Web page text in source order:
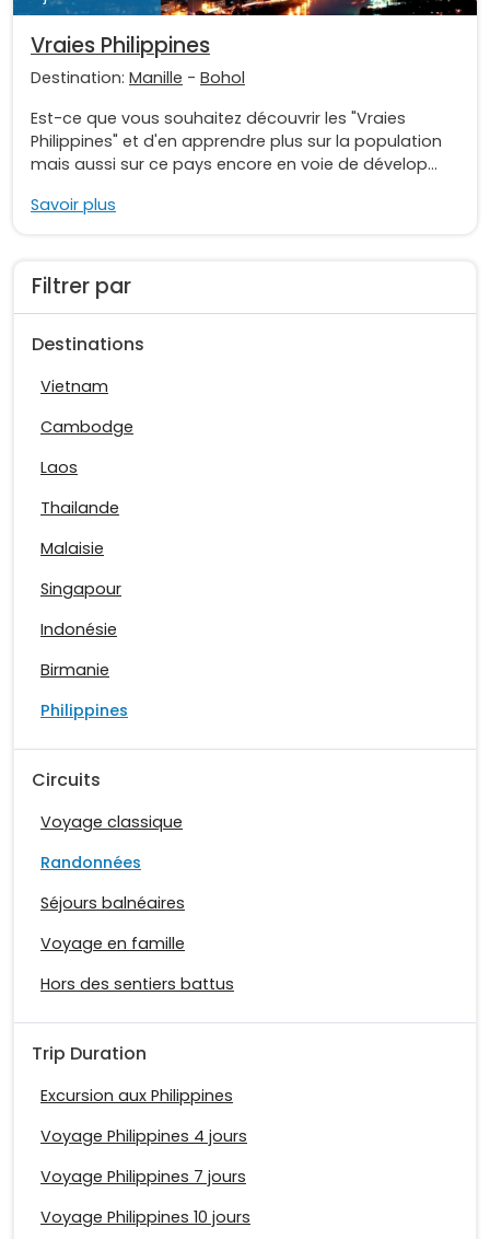
Filtrer par
Destinations
Vietnam
Cambodge
Laos
Thailande
Malaisie
Singapour
Indonésie
Birmanie
Philippines
Circuits
Voyage classique
Randonnées
Séjours balnéaires
Voyage en famille
Hors des sentiers battus
Trip Duration
Excursion aux Philippines
Voyage Philippines 4 jours
Voyage Philippines 7 jours
Voyage Philippines 10 jours
Vraies Philippines
Destination: Manille - Bohol
Est-ce que vous souhaitez découvrir les "Vraies
Philippines" et d'en apprendre plus sur la population
mais aussi sur ce pays encore en voie de dévelop...
Savoir plus